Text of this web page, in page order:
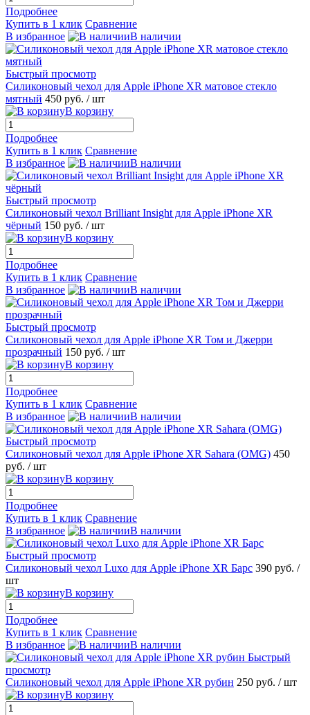
Подробнее
Купить в 1 клик Сравнение
В избранное
В наличии
Быстрый просмотр
Силиконовый чехол для Apple iPhone XR матовое стекло
мятный 450 руб. / шт
В корзину
Подробнее
Купить в 1 клик Сравнение
В избранное
В наличии
Быстрый просмотр
Силиконовый чехол Brilliant Insight для Apple iPhone XR
чёрный 150 руб. / шт
В корзину
Подробнее
Купить в 1 клик Сравнение
В избранное
В наличии
Быстрый просмотр
Силиконовый чехол для Apple iPhone XR Том и Джерри
прозрачный 150 руб. / шт
В корзину
Подробнее
Купить в 1 клик Сравнение
В избранное
В наличии
Быстрый просмотр
Силиконовый чехол для Apple iPhone XR Sahara (OMG) 450
руб. / шт
В корзину
Подробнее
Купить в 1 клик Сравнение
В избранное
В наличии
Быстрый просмотр
Силиконовый чехол Luxo для Apple iPhone XR Барс 390 руб. /
шт
В корзину
Подробнее
Купить в 1 клик Сравнение
В избранное
В наличии
Быстрый
просмотр
Силиконовый чехол для Apple iPhone XR рубин 250 руб. / шт
В корзину